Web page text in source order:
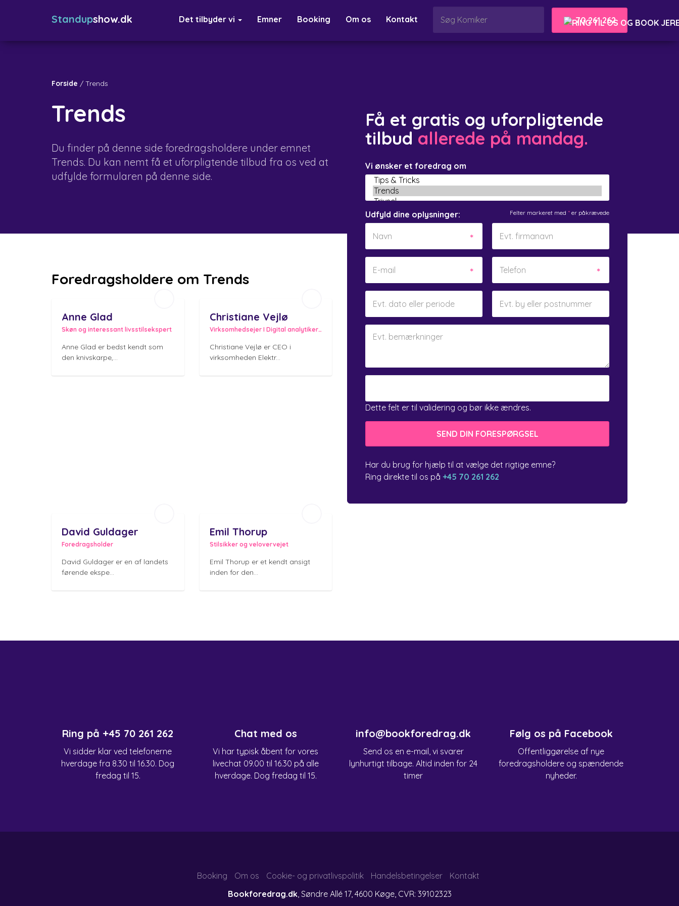
Standupshow.dk 70 261 262
Det tilbyder vi Emner Booking Om os Kontakt
Forside / Trends
Trends
Du finder på denne side foredragsholdere under emnet
Trends. Du kan nemt få et uforpligtende tilbud fra os ved at
udfylde formularen på denne side.
Få et gratis og uforpligtende
tilbud allerede på mandag.
Vi ønsker et foredrag om
Udfyld dine oplysninger: Felter markeret med * er påkrævede
Dette felt er til validering og bør ikke ændres.
Har du brug for hjælp til at vælge det rigtige emne?
Ring direkte til os på +45 70 261 262
Foredragsholdere om Trends
Anne Glad
Skøn og interessant livsstilsekspert
Anne Glad er bedst kendt som
den knivskarpe,...
Christiane Vejlø
Virksomhedsejer I Digital analytiker I Rådgiver I Investor
Christiane Vejlø er CEO i
virksomheden Elektr...
David Guldager
Foredragsholder
David Guldager er en af landets
førende ekspe...
Emil Thorup
Stilsikker og velovervejet
Emil Thorup er et kendt ansigt
inden for den...
Ring på +45 70 261 262
Vi sidder klar ved telefonerne
hverdage fra 8.30 til 16.30. Dog
fredag til 15.
Chat med os
Vi har typisk åbent for vores
livechat 09.00 til 16.30 på alle
hverdage. Dog fredag til 15.
info@bookforedrag.dk
Send os en e-mail, vi svarer
lynhurtigt tilbage. Altid inden for 24
timer
Følg os på Facebook
Offentliggørelse af nye
foredragsholdere og spændende
nyheder.
Booking Om os Cookie- og privatlivspolitik Handelsbetingelser
Kontakt
Bookforedrag.dk, Søndre Allé 17, 4600 Køge, CVR: 39102323